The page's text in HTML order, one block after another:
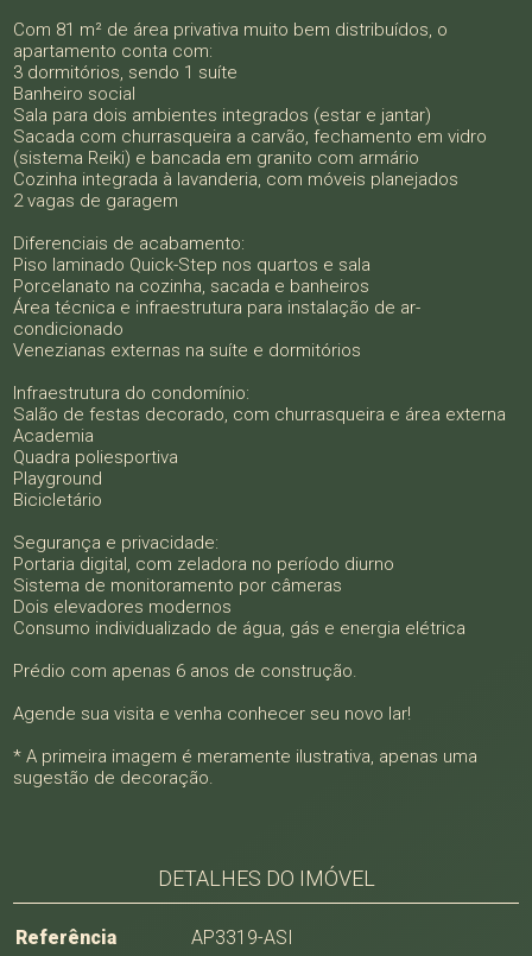
Com 81 m² de área privativa muito bem distribuídos, o
apartamento conta com:
3 dormitórios, sendo 1 suíte
Banheiro social
Sala para dois ambientes integrados (estar e jantar)
Sacada com churrasqueira a carvão, fechamento em vidro
(sistema Reiki) e bancada em granito com armário
Cozinha integrada à lavanderia, com móveis planejados
2 vagas de garagem
Diferenciais de acabamento:
Piso laminado Quick-Step nos quartos e sala
Porcelanato na cozinha, sacada e banheiros
Área técnica e infraestrutura para instalação de ar-
condicionado
Venezianas externas na suíte e dormitórios
Infraestrutura do condomínio:
Salão de festas decorado, com churrasqueira e área externa
Academia
Quadra poliesportiva
Playground
Bicicletário
Segurança e privacidade:
Portaria digital, com zeladora no período diurno
Sistema de monitoramento por câmeras
Dois elevadores modernos
Consumo individualizado de água, gás e energia elétrica
Prédio com apenas 6 anos de construção.
Agende sua visita e venha conhecer seu novo lar!
* A primeira imagem é meramente ilustrativa, apenas uma
sugestão de decoração.
DETALHES DO IMÓVEL
Referência
AP3319-ASI